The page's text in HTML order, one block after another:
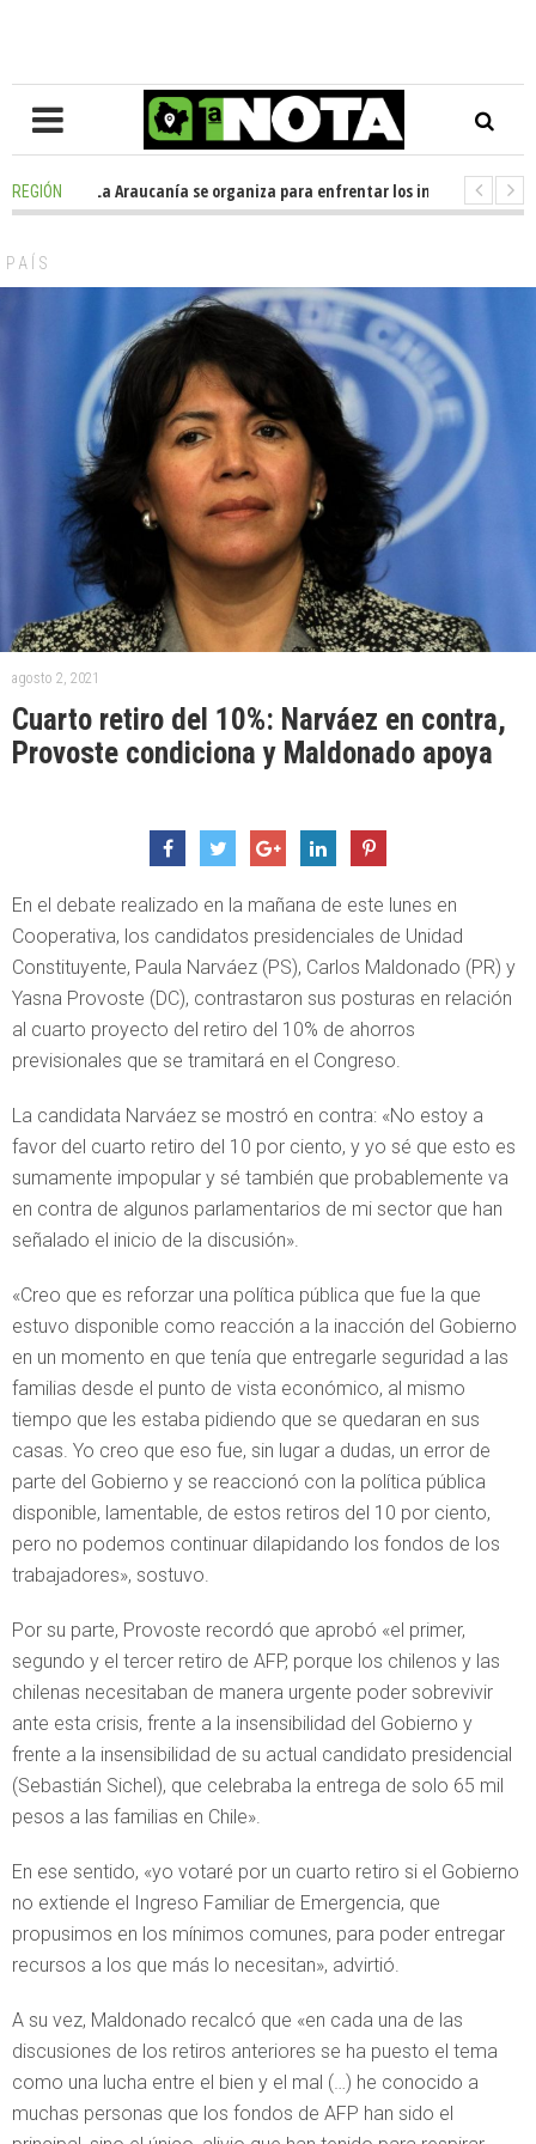
REGIÓNen La Araucanía se organiza para enfrentar los impactos de la
PAÍS
agosto 2, 2021
Cuarto retiro del 10%: Narváez en contra,
Provoste condiciona y Maldonado apoya
En el debate realizado en la mañana de este lunes en
Cooperativa, los candidatos presidenciales de Unidad
Constituyente, Paula Narváez (PS), Carlos Maldonado (PR) y
Yasna Provoste (DC), contrastaron sus posturas en relación
al cuarto proyecto del retiro del 10% de ahorros
previsionales que se tramitará en el Congreso.
La candidata Narváez se mostró en contra: «No estoy a
favor del cuarto retiro del 10 por ciento, y yo sé que esto es
sumamente impopular y sé también que probablemente va
en contra de algunos parlamentarios de mi sector que han
señalado el inicio de la discusión».
«Creo que es reforzar una política pública que fue la que
estuvo disponible como reacción a la inacción del Gobierno
en un momento en que tenía que entregarle seguridad a las
familias desde el punto de vista económico, al mismo
tiempo que les estaba pidiendo que se quedaran en sus
casas. Yo creo que eso fue, sin lugar a dudas, un error de
parte del Gobierno y se reaccionó con la política pública
disponible, lamentable, de estos retiros del 10 por ciento,
pero no podemos continuar dilapidando los fondos de los
trabajadores», sostuvo.
Por su parte, Provoste recordó que aprobó «el primer,
segundo y el tercer retiro de AFP, porque los chilenos y las
chilenas necesitaban de manera urgente poder sobrevivir
ante esta crisis, frente a la insensibilidad del Gobierno y
frente a la insensibilidad de su actual candidato presidencial
(Sebastián Sichel), que celebraba la entrega de solo 65 mil
pesos a las familias en Chile».
En ese sentido, «yo votaré por un cuarto retiro si el Gobierno
no extiende el Ingreso Familiar de Emergencia, que
propusimos en los mínimos comunes, para poder entregar
recursos a los que más lo necesitan», advirtió.
A su vez, Maldonado recalcó que «en cada una de las
discusiones de los retiros anteriores se ha puesto el tema
como una lucha entre el bien y el mal (…) he conocido a
muchas personas que los fondos de AFP han sido el